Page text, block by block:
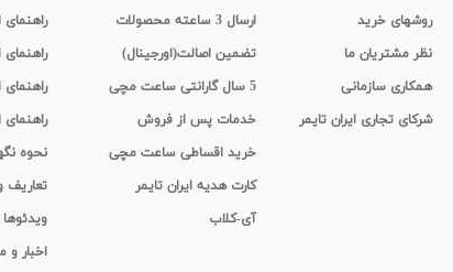
روشهای خرید
نظر مشتریان ما
همکاری سازمانی
شرکای تجاری ایران تایمر
ارسال 3 ساعته محصولات
تضمین اصالت(اورجینال)
5 سال گارانتی ساعت مچی
خدمات پس از فروش
خرید اقساطی ساعت مچی
کارت هدیه ایران تایمر
آی-کلاب
راهنمای
نحوه
تعاریف
اخبار